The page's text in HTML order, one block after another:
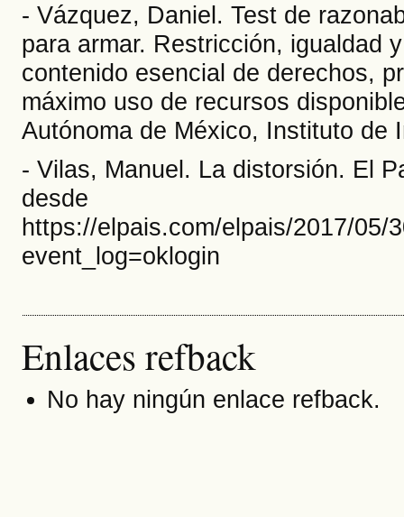
- Vázquez, Daniel. Test de
para armar. Restricción, igualdad
contenido esencial de derechos,
máximo uso de recursos
Autónoma de México, Instituto de
- Vilas, Manuel. La distorsión. El
desde
https://elpais.com/elpais/2017/05/
event_log=oklogin
Enlaces refback
No hay ningún enlace refback.